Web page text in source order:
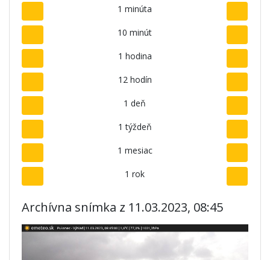
1 minúta
10 minút
1 hodina
12 hodín
1 deň
1 týždeň
1 mesiac
1 rok
Archívna snímka z 11.03.2023, 08:45